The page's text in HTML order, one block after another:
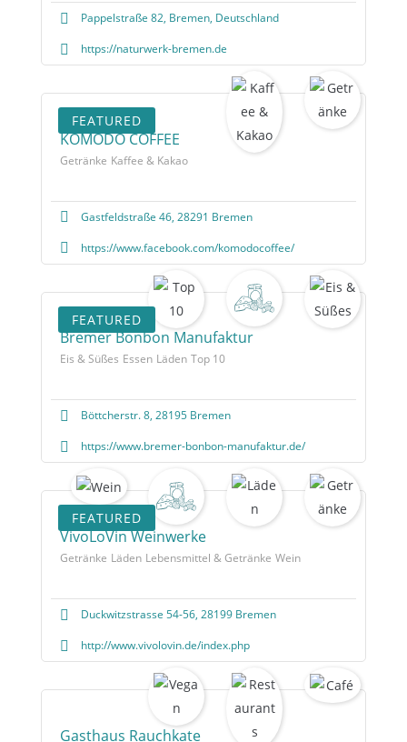
Pappelstraße 82, Bremen, Deutschland
https://naturwerk-bremen.de
FEATURED
KOMODO COFFEE
Getränke Kaffee & Kakao
Gastfeldstraße 46, 28291 Bremen
https://www.facebook.com/komodocoffee/
FEATURED
Bremer Bonbon Manufaktur
Eis & Süßes Essen Läden Top 10
Böttcherstr. 8, 28195 Bremen
https://www.bremer-bonbon-manufaktur.de/
FEATURED
VivoLoVin Weinwerke
Getränke Läden Lebensmittel & Getränke Wein
Duckwitzstrasse 54-56, 28199 Bremen
http://www.vivolovin.de/index.php
Gasthaus Rauchkate